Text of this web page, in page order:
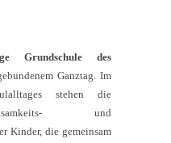
Grundschule des
Ganztag. Im
stehen die
und
Kinder, die gemeinsam